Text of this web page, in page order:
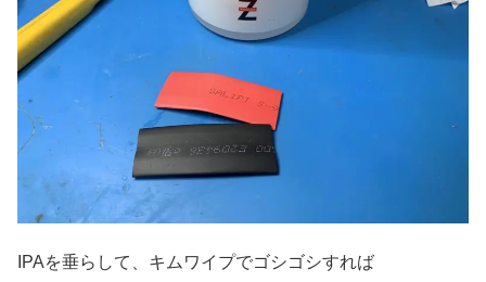
IPAを垂らして、キムワイプでゴシゴシすれば